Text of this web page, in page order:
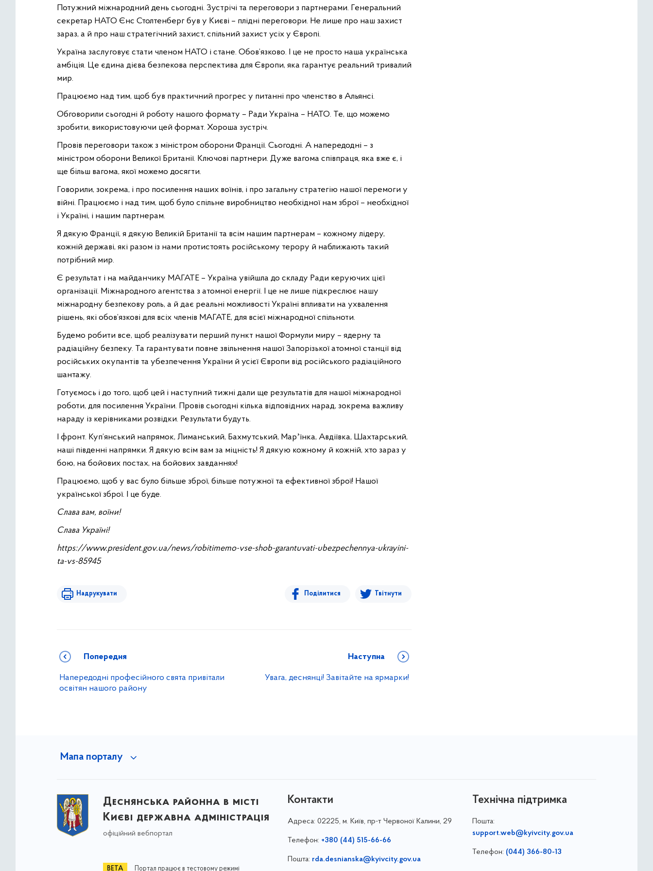
Потужний міжнародний день сьогодні. Зустрічі та переговори з партнерами. Генеральний
секретар НАТО Єнс Столтенберг був у Києві – плідні переговори. Не лише про наш захист
зараз, а й про наш стратегічний захист, спільний захист усіх у Європі.
Україна заслуговує стати членом НАТО і стане. Обов’язково. І це не просто наша українська
амбіція. Це єдина дієва безпекова перспектива для Європи, яка гарантує реальний тривалий
мир.
Працюємо над тим, щоб був практичний прогрес у питанні про членство в Альянсі.
Обговорили сьогодні й роботу нашого формату – Ради Україна – НАТО. Те, що можемо
зробити, використовуючи цей формат. Хороша зустріч.
Провів переговори також з міністром оборони Франції. Сьогодні. А напередодні – з
міністром оборони Великої Британії. Ключові партнери. Дуже вагома співпраця, яка вже є, і
ще більш вагома, якої можемо досягти.
Говорили, зокрема, і про посилення наших воїнів, і про загальну стратегію нашої перемоги у
війні. Працюємо і над тим, щоб було спільне виробництво необхідної нам зброї – необхідної
і Україні, і нашим партнерам.
Я дякую Франції, я дякую Великій Британії та всім нашим партнерам – кожному лідеру,
кожній державі, які разом із нами протистоять російському терору й наближають такий
потрібний мир.
Є результат і на майданчику МАГАТЕ – Україна увійшла до складу Ради керуючих цієї
організації. Міжнародного агентства з атомної енергії. І це не лише підкреслює нашу
міжнародну безпекову роль, а й дає реальні можливості Україні впливати на ухвалення
рішень, які обов’язкові для всіх членів МАГАТЕ, для всієї міжнародної спільноти.
Будемо робити все, щоб реалізувати перший пункт нашої Формули миру – ядерну та
радіаційну безпеку. Та гарантувати повне звільнення нашої Запорізької атомної станції від
російських окупантів та убезпечення України й усієї Європи від російського радіаційного
шантажу.
Готуємось і до того, щоб цей і наступний тижні дали ще результатів для нашої міжнародної
роботи, для посилення України. Провів сьогодні кілька відповідних нарад, зокрема важливу
нараду із керівниками розвідки. Результати будуть.
І фронт. Куп’янський напрямок, Лиманський, Бахмутський, Марʼїнка, Авдіївка, Шахтарський,
наші південні напрямки. Я дякую всім вам за міцність! Я дякую кожному й кожній, хто зараз у
бою, на бойових постах, на бойових завданнях!
Працюємо, щоб у вас було більше зброї, більше потужної та ефективної зброї! Нашої
української зброї. І це буде.
Слава вам, воїни!
Слава Україні!
https://www.president.gov.ua/news/robitimemo-vse-shob-garantuvati-ubezpechennya-ukrayini-
ta-vs-85945
Надрукувати Поділитися Твітнути
Попередня
Напередодні професійного свята привітали
освітян нашого району
Наступна
Увага, деснянці! Завітайте на ярмарки!
Мапа порталу
Деснянська районна в місті
Києві державна адміністрація
офіційний вебпортал
Портал працює в тестовому режимі
Контакти
Адреса: 02225, м. Київ, пр-т Червоної Калини, 29
Телефон: +380 (44) 515-66-66
Пошта: rda.desnianska@kyivcity.gov.ua
Технічна підтримка
Пошта:
support.web@kyivcity.gov.ua
Телефон: (044) 366-80-13